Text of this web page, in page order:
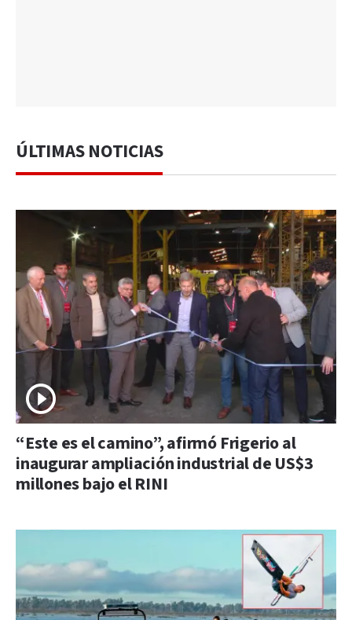
ÚLTIMAS NOTICIAS
“Este es el camino”, afirmó Frigerio al
inaugurar ampliación industrial de US$3
millones bajo el RINI